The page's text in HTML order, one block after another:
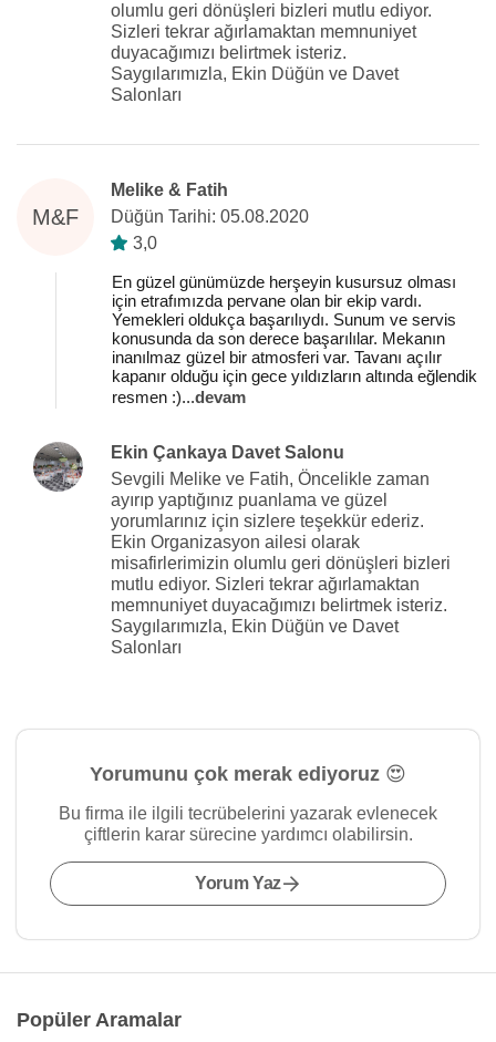
olumlu geri dönüşleri bizleri mutlu ediyor.
Sizleri tekrar ağırlamaktan memnuniyet
duyacağımızı belirtmek isteriz.
Saygılarımızla, Ekin Düğün ve Davet
Salonları
M&F
Melike & Fatih
Düğün Tarihi: 05.08.2020
3,0
En güzel günümüzde herşeyin kusursuz olması
için etrafımızda pervane olan bir ekip vardı.
Yemekleri oldukça başarılıydı. Sunum ve servis
konusunda da son derece başarılılar. Mekanın
inanılmaz güzel bir atmosferi var. Tavanı açılır
kapanır olduğu için gece yıldızların altında eğlendik
resmen :)...devam
Ekin Çankaya Davet Salonu
Sevgili Melike ve Fatih, Öncelikle zaman
ayırıp yaptığınız puanlama ve güzel
yorumlarınız için sizlere teşekkür ederiz.
Ekin Organizasyon ailesi olarak
misafirlerimizin olumlu geri dönüşleri bizleri
mutlu ediyor. Sizleri tekrar ağırlamaktan
memnuniyet duyacağımızı belirtmek isteriz.
Saygılarımızla, Ekin Düğün ve Davet
Salonları
Yorumunu çok merak ediyoruz 😍
Bu firma ile ilgili tecrübelerini yazarak evlenecek
çiftlerin karar sürecine yardımcı olabilirsin.
Yorum Yaz
Popüler Aramalar